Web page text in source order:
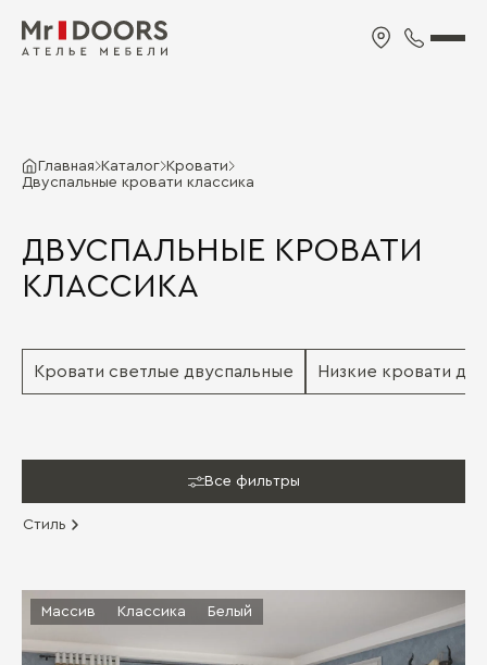
Главная Каталог Кровати
Двуспальные кровати классика
ДВУСПАЛЬНЫЕ КРОВАТИ
КЛАССИКА
Кровати светлые двуспальные Низкие кровати
Все фильтры
Стиль
Массив Классика Белый